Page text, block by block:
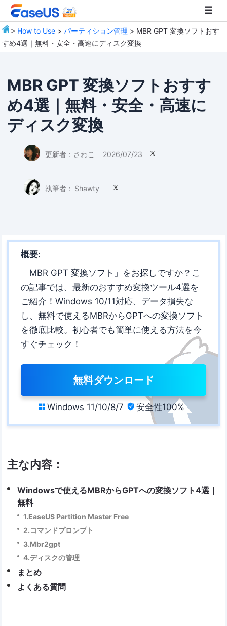
> How to Use >パーティション管理 > MBR GPT 変換ソフトおす
すめ4選｜無料・安全・高速にディスク変換
MBR GPT 変換ソフトおすす
め4選｜無料・安全・高速に
ディスク変換
更新者： さわこ 2026/07/23 
執筆者： Shawty 
概要:
「MBR GPT 変換ソフト」をお探しですか？こ
の記事では、最新のおすすめ変換ツール4選を
ご紹介！Windows 10/11対応、データ損失な
し、無料で使えるMBRからGPTへの変換ソフト
を徹底比較。初心者でも簡単に使える方法を今
すぐチェック！
無料ダウンロード
 Windows 11/10/8/7  安全性100%
主な内容：
Windowsで使えるMBRからGPTへの変換ソフト4選｜
無料
1.EaseUS Partition Master Free
2.コマンドプロンプト
3.Mbr2gpt
4.ディスクの管理
まとめ
よくある質問